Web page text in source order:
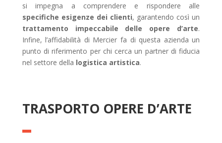
si impegna a comprendere e rispondere alle
specifiche esigenze dei clienti, garantendo così un
trattamento impeccabile delle opere d’arte.
Infine, l’affidabilità di Mercier fa di questa azienda un
punto di riferimento per chi cerca un partner di fiducia
nel settore della logistica artistica.
TRASPORTO OPERE D’ARTE